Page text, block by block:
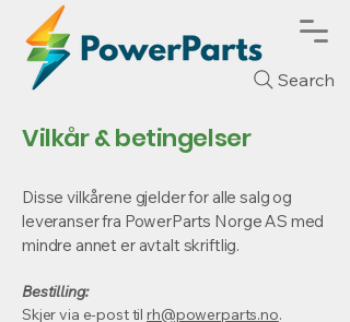
Search
Vilkår & betingelser
Disse vilkårene gjelder for alle salg og
leveranser fra PowerParts Norge AS med
mindre annet er avtalt skriftlig.
Bestilling:
Skjer via e-post tilrh@powerparts.no.